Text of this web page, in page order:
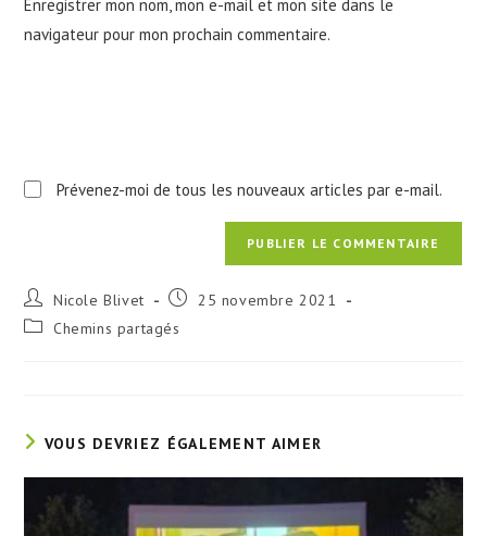
site
(facultatif)
Enregistrer mon nom, mon e-mail et mon site dans le
navigateur pour mon prochain commentaire.
Prévenez-moi de tous les nouveaux articles par e-mail.
Auteur/autrice
de
la
Nicole Blivet
Publication
25 novembre 2021
Post Chemins partagés
VOUS DEVRIEZ ÉGALEMENT AIMER